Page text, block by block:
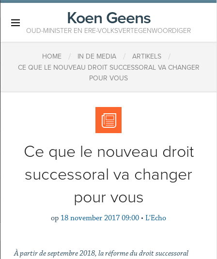
Koen Geens
OUD-MINISTER EN ERE-VOLKSVERTEGENWOORDIGER
HOME / IN DE MEDIA / ARTIKELS /
CE QUE LE NOUVEAU DROIT SUCCESSORAL VA CHANGER
POUR VOUS
Ce que le nouveau droit
successoral va changer
pour vous
op 18 november 2017 09:00 • L'Echo
À partir de septembre 2018, la réforme du droit successoral